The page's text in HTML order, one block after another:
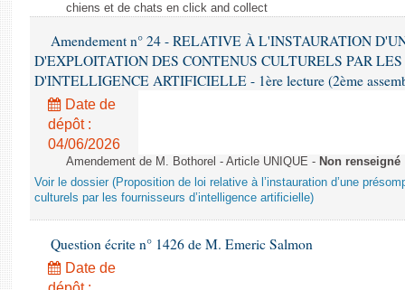
chiens et de chats en click and collect
Amendement n° 24 - RELATIVE À L'INSTAURATION
D'EXPLOITATION DES CONTENUS CULTURELS PAR LES
D'INTELLIGENCE ARTIFICIELLE - 1ère lecture (2ème
Date de
dépôt :
04/06/2026
Amendement de M. Bothorel - Article UNIQUE - Non renseigné
Voir le dossier (Proposition de loi relative à l’instauration d’une
culturels par les fournisseurs d’intelligence artificielle)
Question écrite n° 1426 de M. Emeric Salmon
Date de